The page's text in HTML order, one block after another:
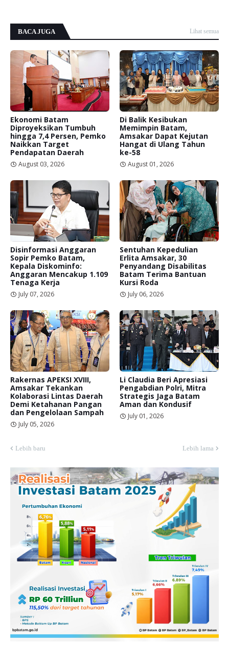
BACA JUGA Lihat semua
Ekonomi Batam
Diproyeksikan Tumbuh
hingga 7,4 Persen, Pemko
Naikkan Target
Pendapatan Daerah
August 03, 2026
Di Balik Kesibukan
Memimpin Batam,
Amsakar Dapat Kejutan
Hangat di Ulang Tahun
ke-58
August 01, 2026
Disinformasi Anggaran
Sopir Pemko Batam,
Kepala Diskominfo:
Anggaran Mencakup 1.109
Tenaga Kerja
July 07, 2026
Sentuhan Kepedulian
Erlita Amsakar, 30
Penyandang Disabilitas
Batam Terima Bantuan
Kursi Roda
July 06, 2026
Rakernas APEKSI XVIII,
Amsakar Tekankan
Kolaborasi Lintas Daerah
Demi Ketahanan Pangan
dan Pengelolaan Sampah
July 05, 2026
Li Claudia Beri Apresiasi
Pengabdian Polri, Mitra
Strategis Jaga Batam
Aman dan Kondusif
July 01, 2026
Lebih baru Lebih lama